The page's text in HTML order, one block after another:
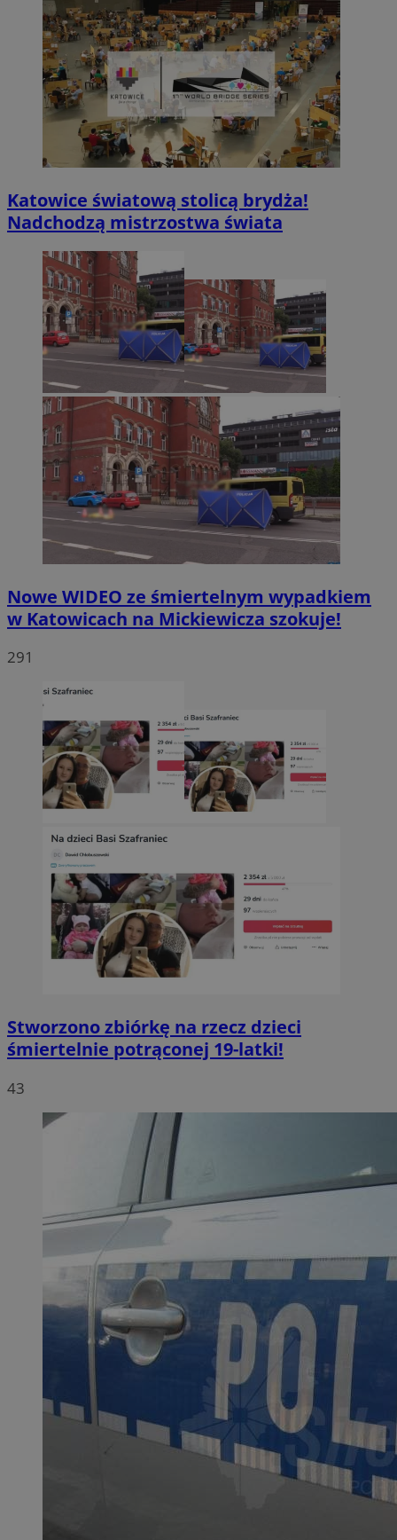
Katowice światową stolicą brydża!
Nadchodzą mistrzostwa świata
Nowe WIDEO ze śmiertelnym wypadkiem
w Katowicach na Mickiewicza szokuje!
291
Stworzono zbiórkę na rzecz dzieci
śmiertelnie potrąconej 19-latki!
43